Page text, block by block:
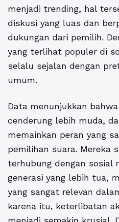
menjadi trending, hal
diskusi yang luas dan
dukungan dari pemilih.
yang terlihat populer di
selalu sejalan dengan
umum.
Data menunjukkan
cenderung lebih muda,
memainkan peran yang
pemilihan suara. Mereka
terhubung dengan sosial
generasi yang lebih tua,
yang sangat relevan
karena itu, keterlibatan